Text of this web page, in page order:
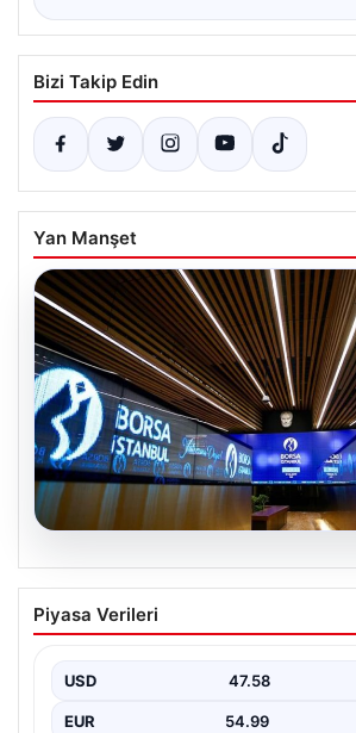
Bizi Takip Edin
Yan Manşet
05.08.2026
Yatırım araçlarının haftalık
nasıl oldu?
Gelişmeler", "content": "Türkiye'nin
son bir hafta…
Piyasa Verileri
USD 47.58
EUR 54.99